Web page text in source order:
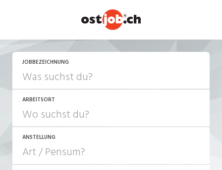
JOBBEZEICHNUNG
ARBEITSORT
ANSTELLUNG